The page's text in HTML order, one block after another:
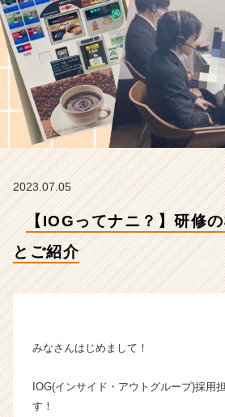
介
【イ
イ
ド・
ア
ウ
ト
プ
の
|
ン
2023.07.05
【IOGってナニ？】研修
とご紹介
みなさんはじめまして！
IOG(インサイド・アウトグループ)採用
す！